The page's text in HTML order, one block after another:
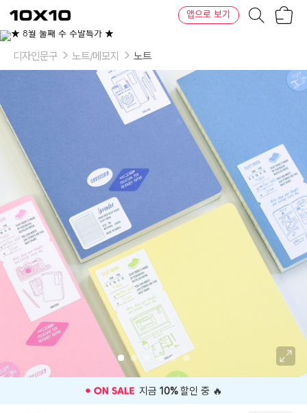
텐
바
텐
앱으로 보기
이
상
Ocean,
Lavender,
Flamingo,
Lemon
디자인문구 노트/메모지 노트
⭐️ 고객 평점 4.9인기 상품 ⭐️